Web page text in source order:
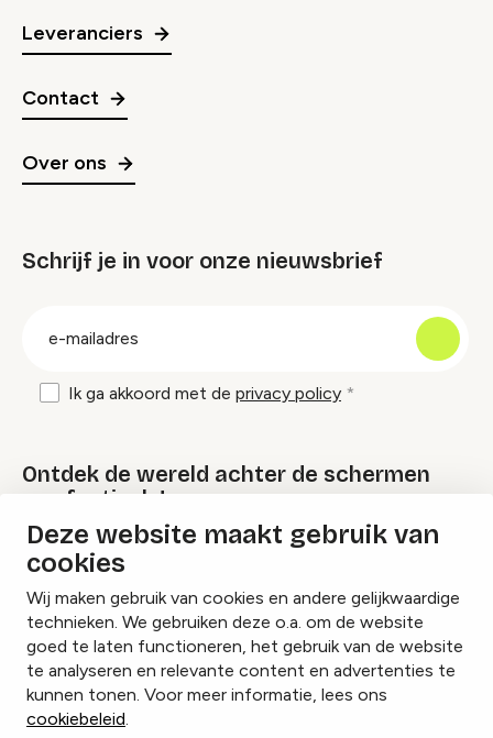
Deze website maakt gebruik van
cookies
Wij maken gebruik van cookies en andere gelijkwaardige
technieken. We gebruiken deze o.a. om de website
goed te laten functioneren, het gebruik van de website
te analyseren en relevante content en advertenties te
kunnen tonen. Voor meer informatie, lees ons
cookiebeleid.
Leveranciers
Contact
Over ons
Schrijf je in voor onze nieuwsbrief
Ik ga akkoord met de privacy policy
Ontdek de wereld achter de schermen
van festivals!
Lees onze Festival Specials
InstagramFacebookLinkedIn